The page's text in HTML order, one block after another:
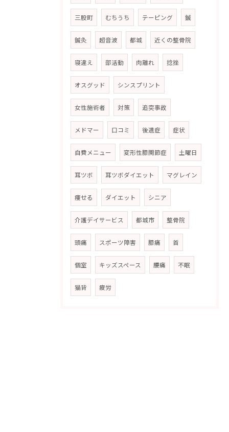
三股町 むちうち テーピング 鍼
鍼灸 超音波 都城 近くの整骨院
寝違え 部活動 肉離れ 捻挫
オスグッド シンスプリント
女性施術者 対策 追突事故
メドマー 口コミ 後遺症 症状
自費メニュー 変形性膝関節症 土曜日
耳ツボ 耳ツボダイエット マグレイン
痩せる ダイエット シニア
介護デイサービス 都城市 整骨院
頭痛 スポーツ障害 膝痛 首
個室 キッズスペース 腰痛 不眠
猫背 疲労